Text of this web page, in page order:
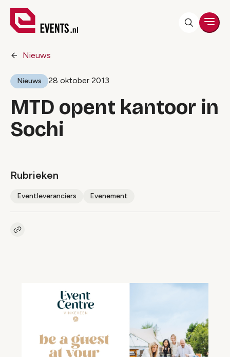
Nieuws
Nieuws 28 oktober 2013
MTD opent kantoor in
Sochi
Rubrieken
Eventleveranciers Evenement
Kopieer link naar artikel